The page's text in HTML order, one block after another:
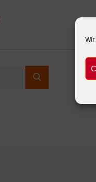
Wir